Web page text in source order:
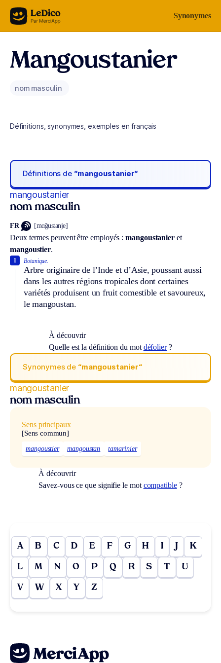
Aller au contenu Synonymes
Mangoustanier
nom masculin
Définitions, synonymes, exemples en français
Définitions de “mangoustanier“
mangoustanier
nom masculin
FR [mɑ̃gustanje]
Deux termes peuvent être employés :mangoustanier et
mangoustier.
Botanique.
Arbre originaire de l’Inde et d’Asie, poussant aussi
dans les autres régions tropicales dont certaines
variétés produisent un fruit comestible et savoureux,
le mangoustan.
1
À découvrir
Quelle est la définition du mot défolier?
Synonymes de “mangoustanier“
mangoustanier
nom masculin
Sens principaux
[Sens commun]
mangoustier mangoustan tamarinier
À découvrir
Savez-vous ce que signifie le mot compatible?
A B C D E F G H I J K
L M N O P Q R S T U
V W X Y Z